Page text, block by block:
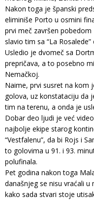
Nakon toga je španski
eliminiše Porto u osmini
prvi meč završen
slavio tim sa “La
Usledio je dvomeč sa
prepričava, a to posebno
Nemačkoj.
Naime, prvi susret na kom
golova, uz konstataciju da
tim na terenu, a onda je
Dobar deo ljudi je već
najbolje ekipe starog
“Vestfalenu”, da bi Rojs i
to golovima u 91. i 93.
polufinala.
Pet godina nakon toga
današnjeg se nisu vraćali
kako sada stvari stoje